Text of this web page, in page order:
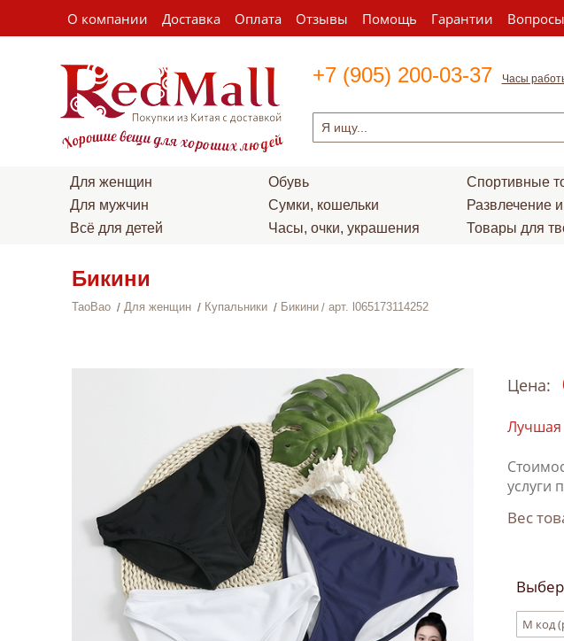
О компании Доставка Оплата Отзывы Помощь Гарантии Вопросы
+7 (905) 200-03-37 Часы
Для женщин
Для мужчин
Всё для детей
Обувь
Сумки, кошельки
Часы, очки, украшения
Спортивные
Развлечение
Товары для
Бикини
TaoBao Для женщин Купальники Бикини арт. l065173114252
Цена:
Лучшая
услуги
Вес
M код